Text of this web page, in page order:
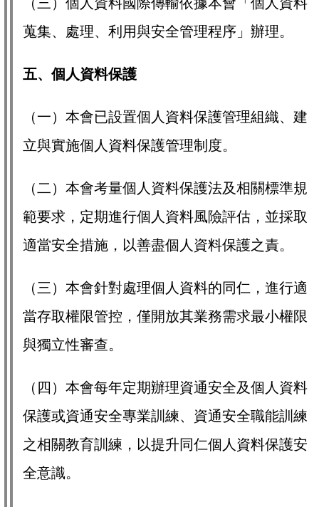
蒐集、處理、利用與安全管理程序」辦理。
五、個人資料保護
（一）本會已設置個人資料保護管理組織、建
立與實施個人資料保護管理制度。
（二）本會考量個人資料保護法及相關標準規
範要求，定期進行個人資料風險評估，並採取
適當安全措施，以善盡個人資料保護之責。
（三）本會針對處理個人資料的同仁，進行適
當存取權限管控，僅開放其業務需求最小權限
與獨立性審查。
（四）本會每年定期辦理資通安全及個人資料
保護或資通安全專業訓練、資通安全職能訓練
之相關教育訓練，以提升同仁個人資料保護安
全意識。